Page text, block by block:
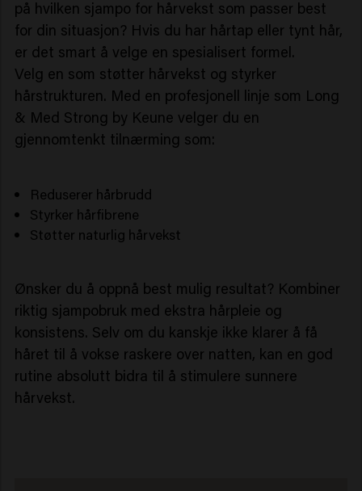
på hvilken sjampo for hårvekst som passer best
for din situasjon? Hvis du har hårtap eller tynt hår,
er det smart å velge en spesialisert formel.
Velg en som støtter hårvekst og styrker
hårstrukturen. Med en profesjonell linje som Long
& Med Strong by Keune velger du en
gjennomtenkt tilnærming som:
Reduserer hårbrudd
Styrker hårfibrene
Støtter naturlig hårvekst
Ønsker du å oppnå best mulig resultat? Kombiner
riktig sjampobruk med ekstra hårpleie og
konsistens. Selv om du kanskje ikke klarer å få
håret til å vokse raskere over natten, kan en god
rutine absolutt bidra til å stimulere sunnere
hårvekst.